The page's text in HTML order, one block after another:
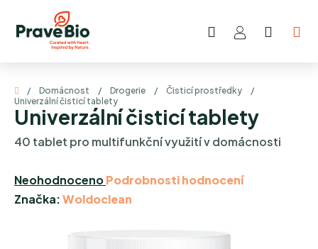
obsah
Hledat
Domů
/ Domácnost / Drogerie / Čisticí prostředky
/
Univerzální čisticí tablety
Univerzální čisticí tablety
40 tablet pro multifunkční využití v domácnosti
Průměrné
hodnocení
NeohodnocenoPodrobnosti hodnocení
Značka:Woldoclean